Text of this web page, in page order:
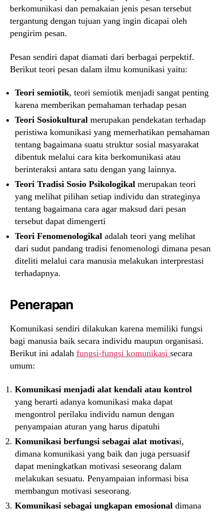
berkomunikasi dan pemakaian jenis pesan tersebut
tergantung dengan tujuan yang ingin dicapai oleh
pengirim pesan.
Pesan sendiri dapat diamati dari berbagai perpektif.
Berikut teori pesan dalam ilmu komunikasi yaitu:
Teori semiotik, teori semiotik menjadi sangat penting
karena memberikan pemahaman terhadap pesan
Teori Sosiokultural merupakan pendekatan terhadap
peristiwa komunikasi yang memerhatikan pemahaman
tentang bagaimana suatu struktur sosial masyarakat
dibentuk melalui cara kita berkomunikasi atau
berinteraksi antara satu dengan yang lainnya.
Teori Tradisi Sosio Psikologikal merupakan teori
yang melihat pilihan setiap individu dan strateginya
tentang bagaimana cara agar maksud dari pesan
tersebut dapat dimengerti
Teori Fenomenologikal adalah teori yang melihat
dari sudut pandang tradisi fenomenologi dimana pesan
diteliti melalui cara manusia melakukan interprestasi
terhadapnya.
Penerapan
Komunikasi sendiri dilakukan karena memiliki fungsi
bagi manusia baik secara individu maupun organisasi.
Berikut ini adalah fungsi-fungsi komunikasi secara
umum:
Komunikasi menjadi alat kendali atau kontrol
yang berarti adanya komunikasi maka dapat
mengontrol perilaku individu namun dengan
penyampaian aturan yang harus dipatuhi
Komunikasi berfungsi sebagai alat motivasi,
dimana komunikasi yang baik dan juga persuasif
dapat meningkatkan motivasi seseorang dalam
melakukan sesuatu. Penyampaian informasi bisa
membangun motivasi seseorang.
Komunikasi sebagai ungkapan emosional dimana